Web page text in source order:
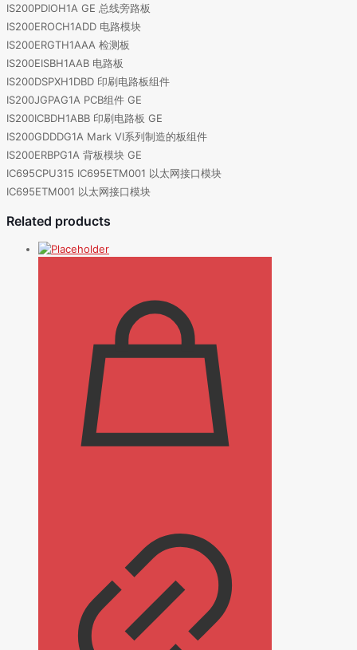
IS200PDIOH1A GE 总线旁路板
IS200EROCH1ADD 电路模块
IS200ERGTH1AAA 检测板
IS200EISBH1AAB 电路板
IS200DSPXH1DBD 印刷电路板组件
IS200JGPAG1A PCB组件 GE
IS200ICBDH1ABB 印刷电路板 GE
IS200GDDDG1A Mark VI系列制造的板组件
IS200ERBPG1A 背板模块 GE
IC695CPU315 IC695ETM001 以太网接口模块
IC695ETM001 以太网接口模块
Related products